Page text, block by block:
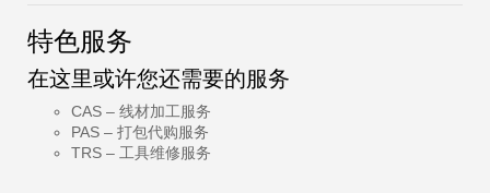
特色服务
在这里或许您还需要的服务
CAS – 线材加工服务
PAS – 打包代购服务
TRS – 工具维修服务